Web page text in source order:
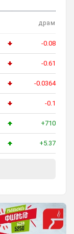
драм
-0.08
-0.61
-0.0364
-0.1
+710
+5.37